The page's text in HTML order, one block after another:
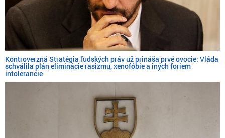
Kontroverzná Stratégia ľudských práv už prináša prvé ovocie: Vláda
schválila plán eliminácie rasizmu, xenofóbie a iných foriem
intolerancie